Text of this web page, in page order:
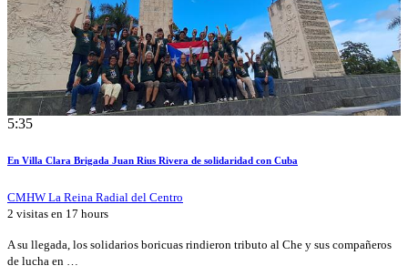
5:35
En Villa Clara Brigada Juan Rius Rivera de solidaridad con Cuba
CMHW La Reina Radial del Centro
2 visitas en 17 hours
A su llegada, los solidarios boricuas rindieron tributo al Che y sus compañeros
de lucha en …